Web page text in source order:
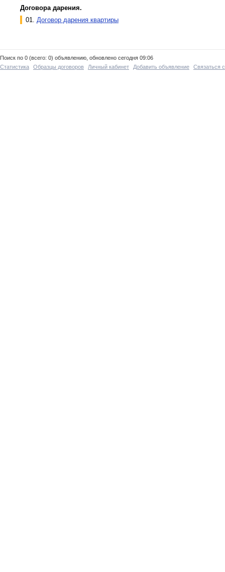
Договора дарения.
01. Договор дарения квартиры
Поиск по 0 (всего: 0) объявлению, обновлено сегодня 09:06
Статистика
Образцы договоров Личный кабинет Добавить объявление Связаться